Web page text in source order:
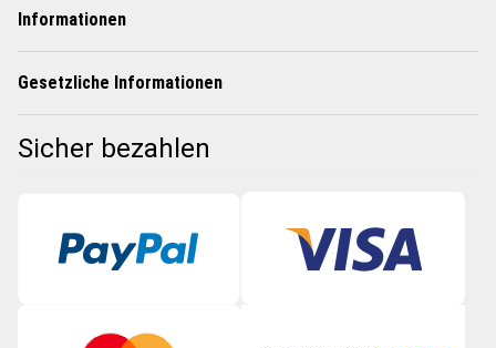
Informationen
Gesetzliche Informationen
Sicher bezahlen